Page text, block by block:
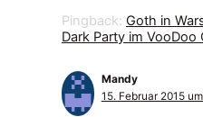
Pingback: Goth in
Dark Party im VooDoo
Mandy
15. Februar 2015